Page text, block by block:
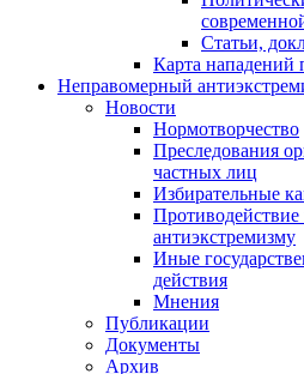
Статьи,
Карта нападений
Неправомерный
Новости
Нормотворчество
Преследования
частных лиц
Избирательные
антиэкстремизму
Иные
действия
Мнения
Публикации
Документы
Архив